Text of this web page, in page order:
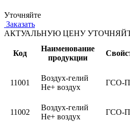
Уточняйте
Заказать
АКТУАЛЬНУЮ ЦЕНУ
Код
Наименование
продукции
11001
Воздух-гелий
Не+ воздух
ГСО-
11002
Воздух-гелий
Не+ воздух
ГСО-